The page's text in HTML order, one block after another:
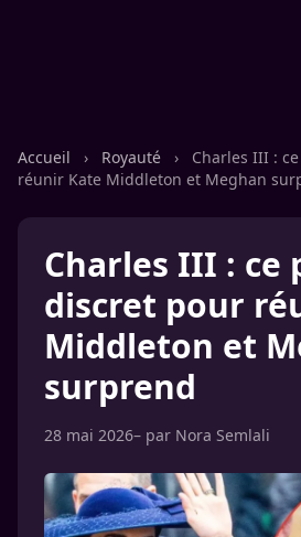
Accueil › Royauté ›
Charles III :
réunir Kate Middleton et Meghan
Charles III : ce
discret pour
Middleton et
surprend
28 mai 2026– par Nora Semlali